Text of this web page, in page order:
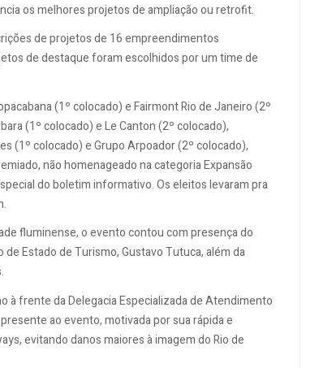
os melhores projetos de ampliação ou retrofit.
de projetos de 16 empreendimentos
de destaque foram escolhidos por um time de
(1º colocado) e Fairmont Rio de Janeiro (2º
(1º colocado) e Le Canton (2º colocado),
(1º colocado) e Grupo Arpoador (2º colocado),
não homenageado na categoria Expansão
do boletim informativo. Os eleitos levaram pra
fluminense, o evento contou com presença do
Estado de Turismo, Gustavo Tutuca, além da
à frente da Delegacia Especializada de Atendimento
ao evento, motivada por sua rápida e
evitando danos maiores à imagem do Rio de